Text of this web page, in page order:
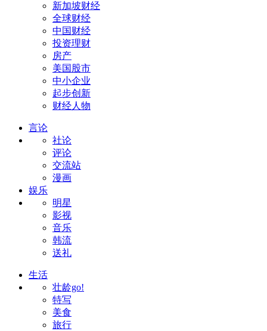
新加坡财经
全球财经
中国财经
投资理财
房产
美国股市
中小企业
起步创新
财经人物
言论
社论
评论
交流站
漫画
娱乐
明星
影视
音乐
韩流
送礼
生活
壮龄go!
特写
美食
旅行